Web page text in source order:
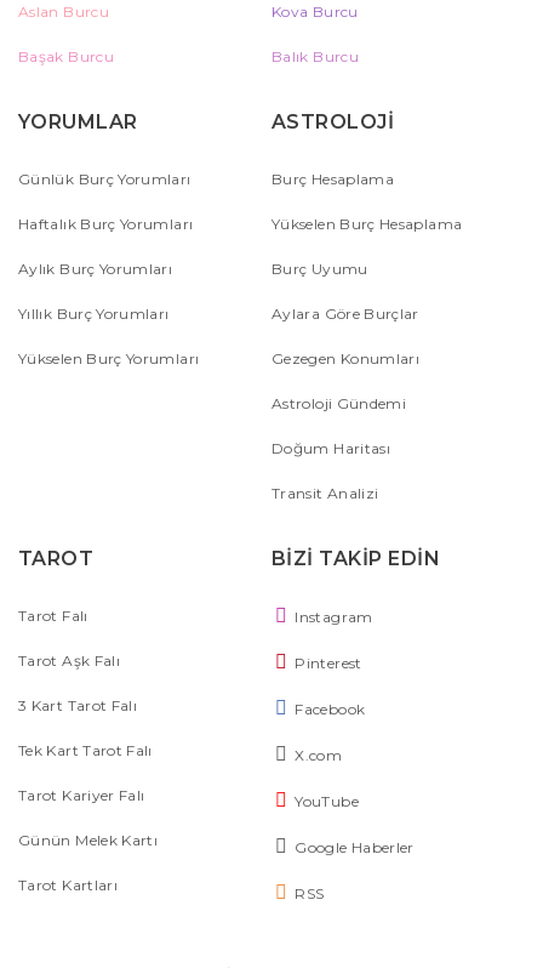
Aslan Burcu Kova Burcu
Başak Burcu Balık Burcu
YORUMLAR
Günlük Burç Yorumları
Haftalık Burç Yorumları
Aylık Burç Yorumları
Yıllık Burç Yorumları
Yükselen Burç Yorumları
ASTROLOJİ
Burç Hesaplama
Yükselen Burç Hesaplama
Burç Uyumu
Aylara Göre Burçlar
Gezegen Konumları
Astroloji Gündemi
Doğum Haritası
Transit Analizi
TAROT
Tarot Falı
Tarot Aşk Falı
3 Kart Tarot Falı
Tek Kart Tarot Falı
Tarot Kariyer Falı
Günün Melek Kartı
Tarot Kartları
BİZİ TAKİP EDİN
Instagram
Pinterest
Facebook
X.com
YouTube
Google Haberler
RSS